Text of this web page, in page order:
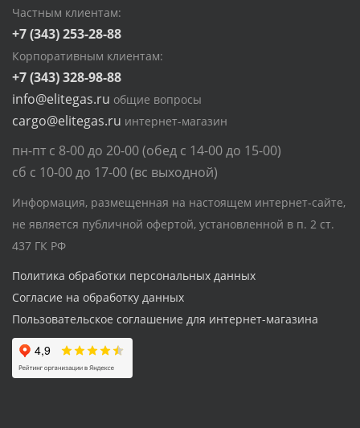
Частным клиентам:
+7 (343) 253-28-88
Корпоративным клиентам:
+7 (343) 328-98-88
info@elitegas.ru общие вопросы
cargo@elitegas.ru интернет-магазин
пн-пт с 8-00 до 20-00 (обед с 14-00 до 15-00)
сб с 10-00 до 17-00 (вс выходной)
Информация, размещенная на настоящем интернет-сайте,
не является публичной офертой, установленной в п. 2 ст.
437 ГК РФ
Политика обработки персональных данных
Согласие на обработку данных
Пользовательское соглашение для интернет-магазина